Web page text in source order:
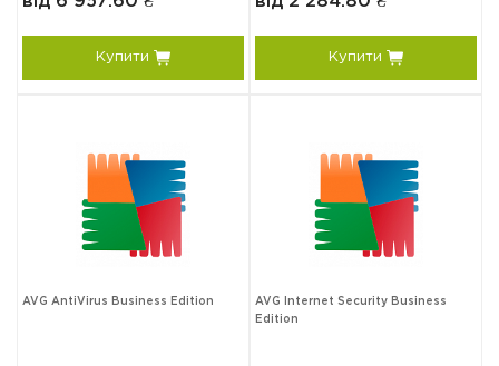
Купити Купити
AVG AntiVirus Business Edition
AVG Internet Security Business
Edition